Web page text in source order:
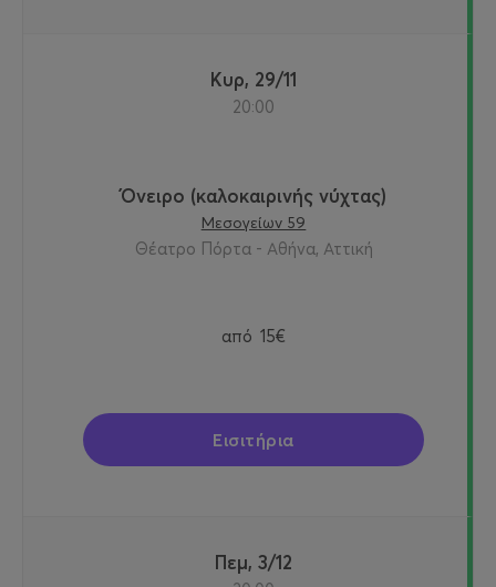
Κυρ, 29/11
20:00
Όνειρο (καλοκαιρινής νύχτας)
Μεσογείων 59
Θέατρο Πόρτα - Αθήνα, Αττική
από 15€
Εισιτήρια
Πεμ, 3/12